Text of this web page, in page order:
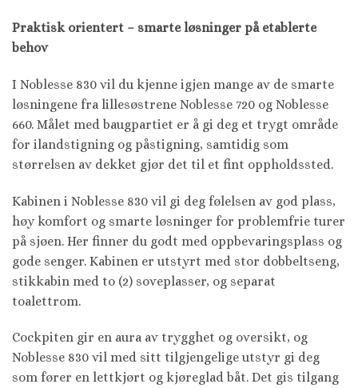
Praktisk orientert – smarte løsninger på etablerte
behov
I Noblesse 830 vil du kjenne igjen mange av de smarte
løsningene fra lillesøstrene Noblesse 720 og Noblesse
660. Målet med baugpartiet er å gi deg et trygt område
for ilandstigning og påstigning, samtidig som
størrelsen av dekket gjør det til et fint oppholdssted.
Kabinen i Noblesse 830 vil gi deg følelsen av god plass,
høy komfort og smarte løsninger for problemfrie turer
på sjøen. Her finner du godt med oppbevaringsplass og
gode senger. Kabinen er utstyrt med stor dobbeltseng,
stikkabin med to (2) soveplasser, og separat
toalettrom.
Cockpiten gir en aura av trygghet og oversikt, og
Noblesse 830 vil med sitt tilgjengelige utstyr gi deg
som fører en lettkjørt og kjøreglad båt. Det gis tilgang